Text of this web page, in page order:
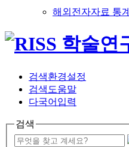
해외전자자료 통계
검색환경설정
검색도움말
다국어입력
검색